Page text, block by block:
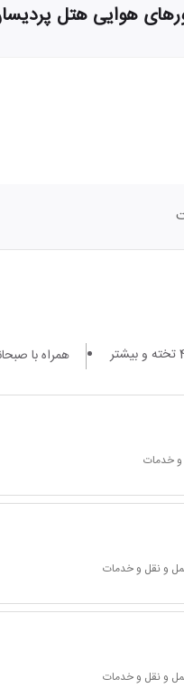
هوایی هتل
همراه با
و خدمات
و نقل و خدمات
و نقل و خدمات